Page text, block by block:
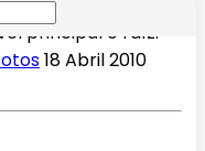
principal o raíz:
18 Abril 2010